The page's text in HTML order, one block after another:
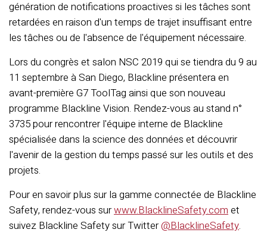
génération de notifications proactives si les tâches sont
retardées en raison d'un temps de trajet insuffisant entre
les tâches ou de l'absence de l'équipement nécessaire.
Lors du congrès et salon NSC 2019 qui se tiendra du 9 au
11 septembre à San Diego, Blackline présentera en
avant-première G7 ToolTag ainsi que son nouveau
programme Blackline Vision. Rendez-vous au stand n°
3735 pour rencontrer l'équipe interne de Blackline
spécialisée dans la science des données et découvrir
l'avenir de la gestion du temps passé sur les outils et des
projets.
Pour en savoir plus sur la gamme connectée de Blackline
Safety, rendez-vous surwww.BlacklineSafety.comet
suivez Blackline Safety sur Twitter@BlacklineSafety.